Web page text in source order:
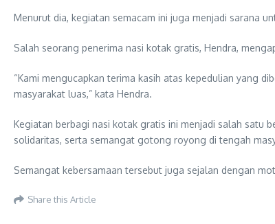
Menurut dia, kegiatan semacam ini juga menjadi sarana
Salah seorang penerima nasi kotak gratis, Hendra,
“Kami mengucapkan terima kasih atas kepedulian yang
masyarakat luas,” kata Hendra.
Kegiatan berbagi nasi kotak gratis ini menjadi salah satu
solidaritas, serta semangat gotong royong di tengah
Semangat kebersamaan tersebut juga sejalan dengan
Share this Article